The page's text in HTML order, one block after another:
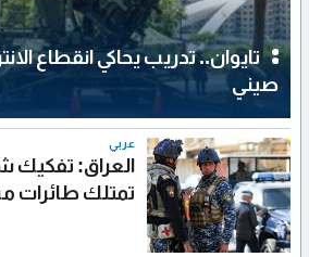
تايوان.. تدريب يحاكي انقطاع
صيني
عربي
العراق:
تمتلك طائرات